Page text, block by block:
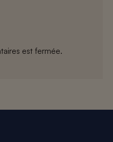
est fermée.